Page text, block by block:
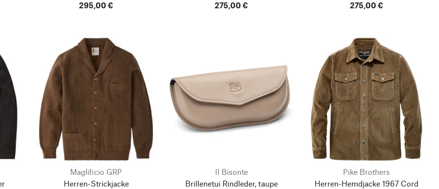
am Bauhaus
295,00 €
275,00 €
275,00 €
Maglificio GRP
Herren-Strickjacke
Il Bisonte
Brillenetui Rindleder, taupe
Pike Brothers
Herren-Hemdjacke 1967 Cord